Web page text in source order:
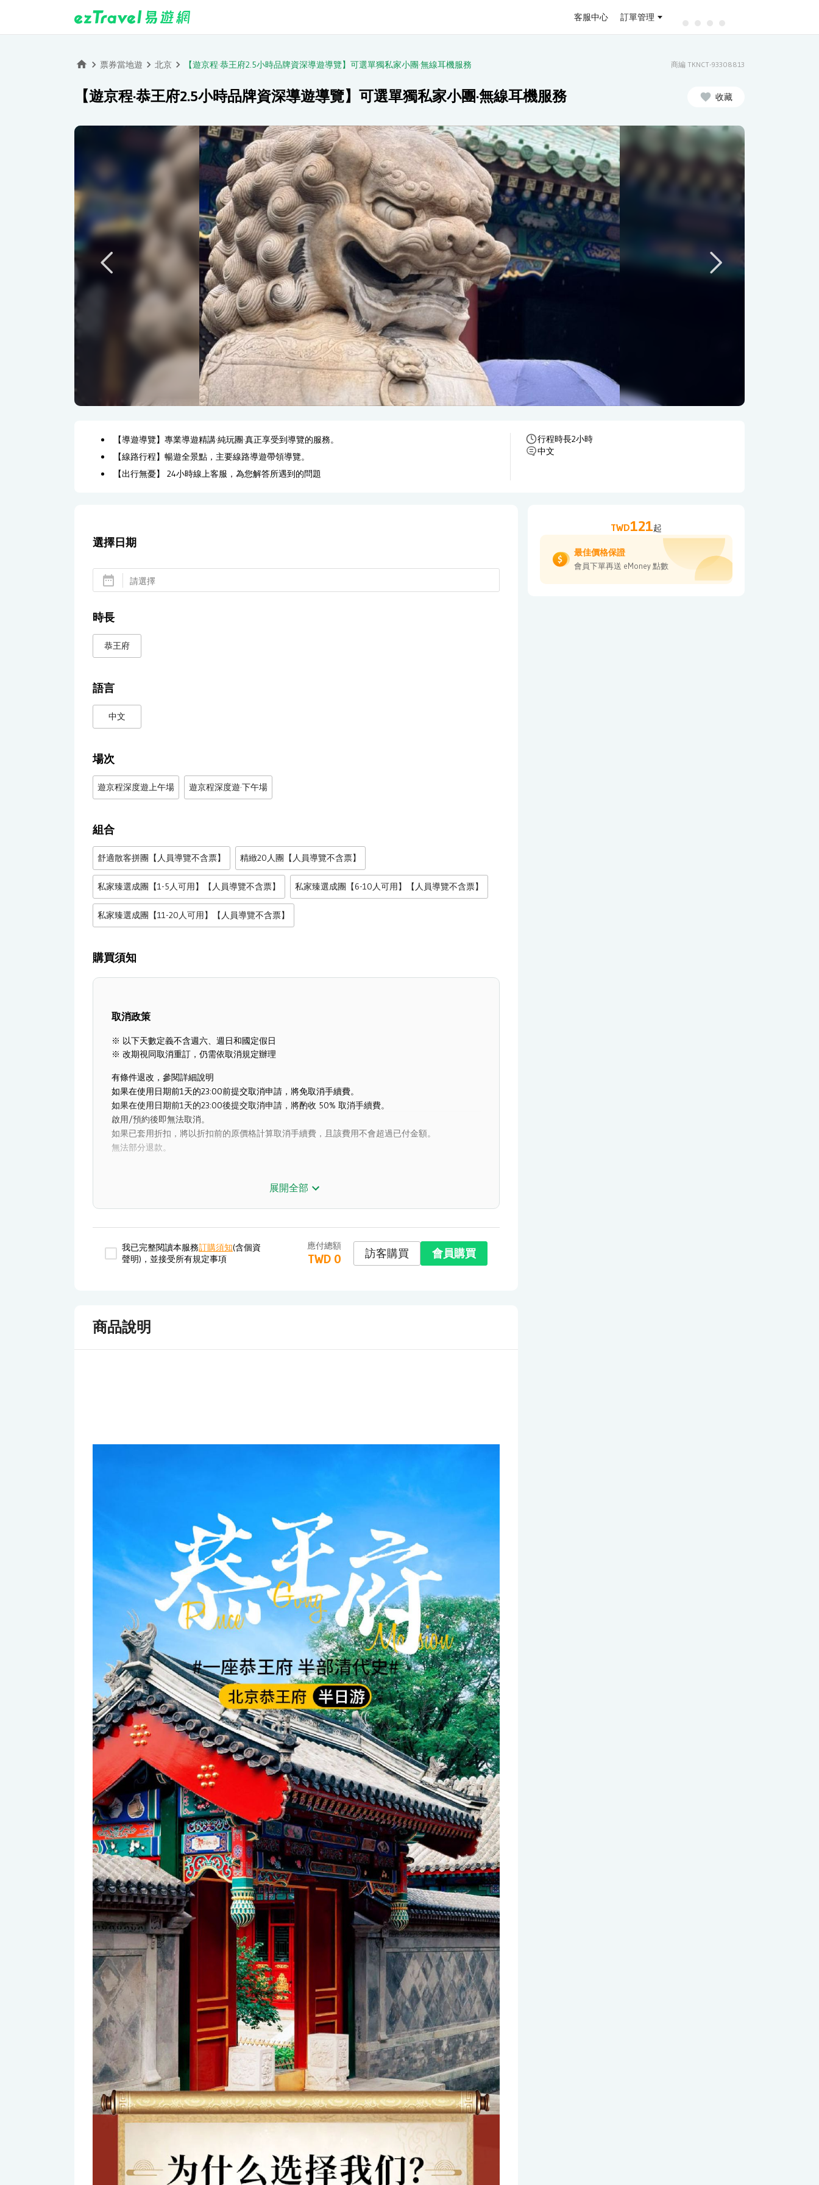
客服中心 訂單管理
票券當地遊 北京 【遊京程·恭王府2.5小時品牌資深導遊導覽】可選單獨私家小團·無線耳機服務 商編 TKNCT-93308813
【遊京程·恭王府2.5小時品牌資深導遊導覽】可選單獨私家小團·無線耳機服務 收藏
【導遊導覽】專業導遊精講·純玩團·真正享受到導覽的服務。
【線路行程】暢遊全景點，主要線路導遊帶領導覽。
【出行無憂】 24小時線上客服，為您解答所遇到的問題
行程時長2小時
中文
選擇日期
時長
恭王府
語言
中文
場次
遊京程深度遊上午場 遊京程深度遊·下午場
組合
舒適散客拼團【人員導覽不含票】 精緻20人團【人員導覽不含票】
私家臻選成團【1-5人可用】【人員導覽不含票】 私家臻選成團【6-10人可用】【人員導覽不含票】
私家臻選成團【11-20人可用】【人員導覽不含票】
購買須知
取消政策
※ 以下天數定義不含週六、週日和國定假日
※ 改期視同取消重訂，仍需依取消規定辦理
有條件退改，參閱詳細說明
如果在使用日期前1天的23:00前提交取消申請，將免取消手續費。
如果在使用日期前1天的23:00後提交取消申請，將酌收 50% 取消手續費。
啟用/預約後即無法取消。
如果已套用折扣，將以折扣前的原價格計算取消手續費，且該費用不會超過已付金額。
無法部分退款。
費用不包含
效期說明
展開全部
我已完整閱讀本服務訂購須知(含個資
聲明)，並接受所有規定事項
應付總額
TWD 0 訪客購買 會員購買
商品說明
TWD121起
最佳價格保證
會員下單再送 eMoney 點數